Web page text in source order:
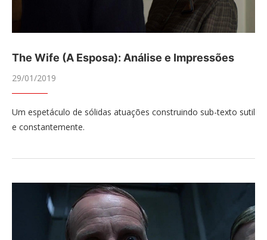
The Wife (A Esposa): Análise e Impressões
29/01/2019
Um espetáculo de sólidas atuações construindo sub-texto sutil
e constantemente.